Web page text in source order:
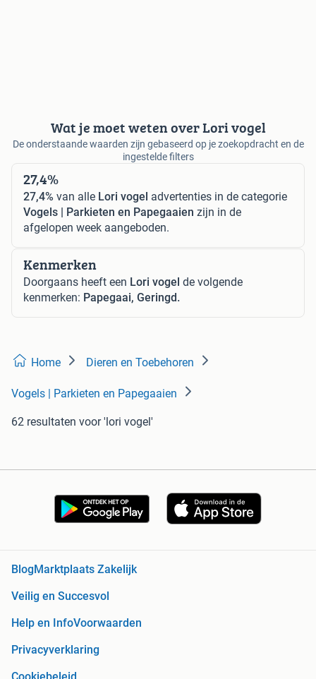
Wat je moet weten over Lori vogel
De onderstaande waarden zijn gebaseerd op je zoekopdracht en de
ingestelde filters
27,4%
27,4% van alle Lori vogel advertenties in de categorie
Vogels | Parkieten en Papegaaien zijn in de
afgelopen week aangeboden.
Kenmerken
Doorgaans heeft een Lori vogel de volgende
kenmerken: Papegaai, Geringd.
Home Dieren en Toebehoren
Vogels | Parkieten en Papegaaien
62 resultaten voor 'lori vogel'
BlogMarktplaats Zakelijk
Veilig en Succesvol
Help en InfoVoorwaarden
Privacyverklaring